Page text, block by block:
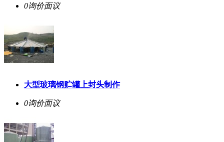
0询价面议
大型玻璃钢贮罐上封头制作
0询价面议